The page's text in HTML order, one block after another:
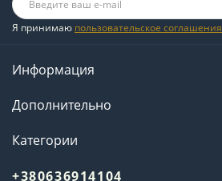
Я принимаю пользовательское соглашения
Информация
Дополнительно
Категории
+380636914104